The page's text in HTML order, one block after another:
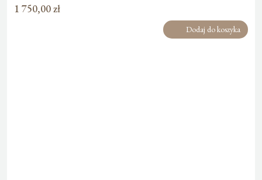
1 750,00zł
Dodaj do koszyka